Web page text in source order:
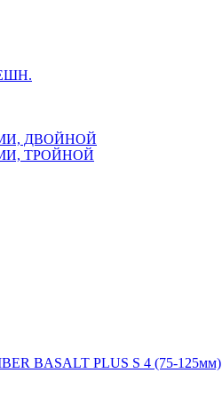
ДВОЙНОЙ
ТРОЙНОЙ
BASALT PLUS S 4 (75-125мм)